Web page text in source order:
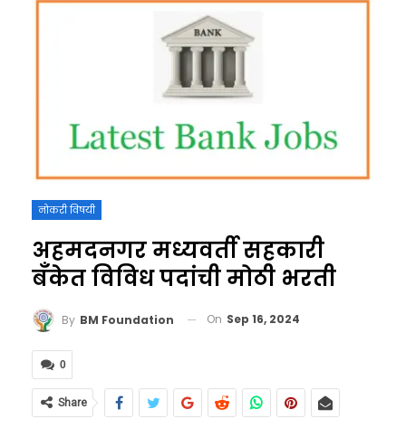
नोकरी विषयी
अहमदनगर मध्यवर्ती सहकारी
बँकेत विविध पदांची मोठी भरती
By BM Foundation On Sep 16, 2024
0
Share